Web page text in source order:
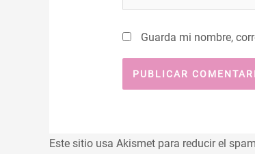
Guarda mi nombre,
Este sitio usa Akismet para reducir el